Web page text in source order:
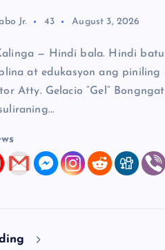
Jr. 43 August 3, 2026
Kalinga — Hindi bala. Hindi
at edukasyon ang piniling
Atty. Gelacio “Gel”